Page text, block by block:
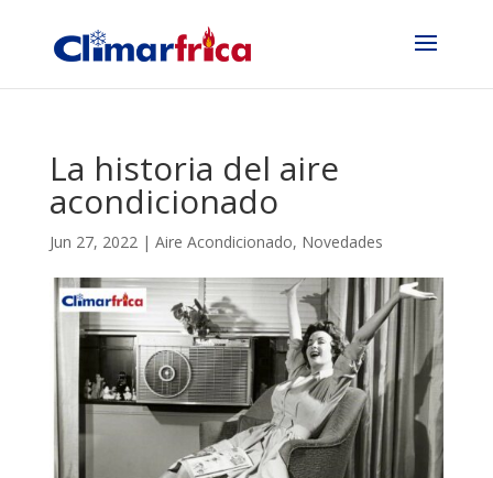
La historia del aire
acondicionado
Jun 27, 2022| Aire Acondicionado, Novedades